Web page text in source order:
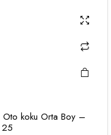
koku Orta Boy –